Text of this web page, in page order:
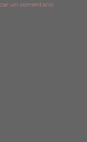
un comentario